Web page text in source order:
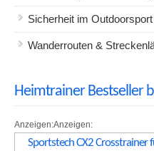
Sicherheit im Outdoorsport
Wanderrouten &
Heimtrainer Bestseller
Anzeigen:Anzeigen:
Sportstech CX2 Crosstrainer